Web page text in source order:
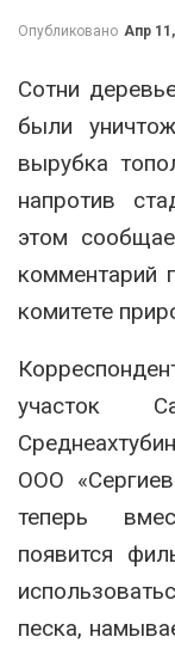
Опубликовано Апр
Сотни
были
вырубка
напротив
этом
комментарий
комитете
участок
ООО
теперь
появится
песка,